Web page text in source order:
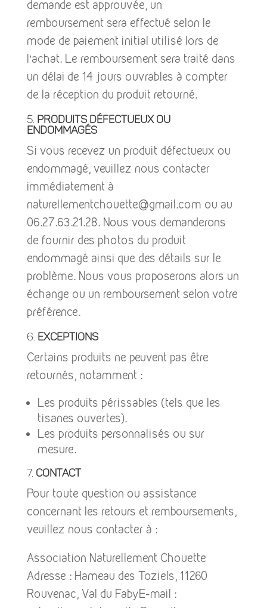
demande est approuvée, un
remboursement sera effectué selon le
mode de paiement initial utilisé lors de
l’achat. Le remboursement sera traité dans
un délai de 14 jours ouvrables à compter
de la réception du produit retourné.
5. Produits défectueux ou
endommagés
Si vous recevez un produit défectueux ou
endommagé, veuillez nous contacter
immédiatement à
naturellementchouette@gmail.com ou au
06.27.63.21.28. Nous vous demanderons
de fournir des photos du produit
endommagé ainsi que des détails sur le
problème. Nous vous proposerons alors un
échange ou un remboursement selon votre
préférence.
6. Exceptions
Certains produits ne peuvent pas être
retournés, notamment :
Les produits périssables (tels que les
tisanes ouvertes).
Les produits personnalisés ou sur
mesure.
7. Contact
Pour toute question ou assistance
concernant les retours et remboursements,
veuillez nous contacter à :
Association Naturellement Chouette
Adresse : Hameau des Toziels, 11260
Rouvenac, Val du FabyE-mail :